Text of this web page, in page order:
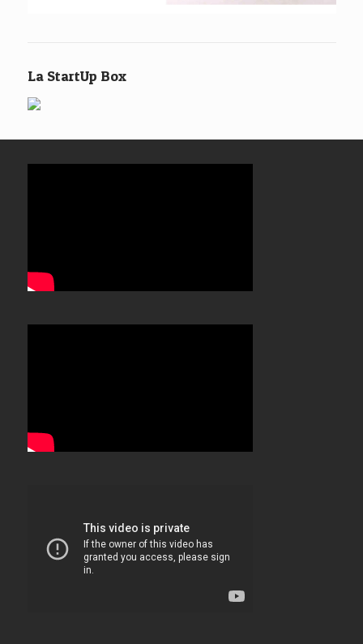
La StartUp Box